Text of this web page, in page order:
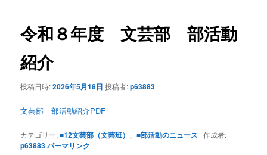
ツ
へ
移
動
ビ
ゲ
令和８年度 文芸部 部活動
紹介
投稿日時:2026年5月18日 投稿者:p63883
文芸部 部活動紹介PDF
カテゴリー:■12文芸部（文芸班） 、■部活動のニュース 作成者:
p63883パーマリンク